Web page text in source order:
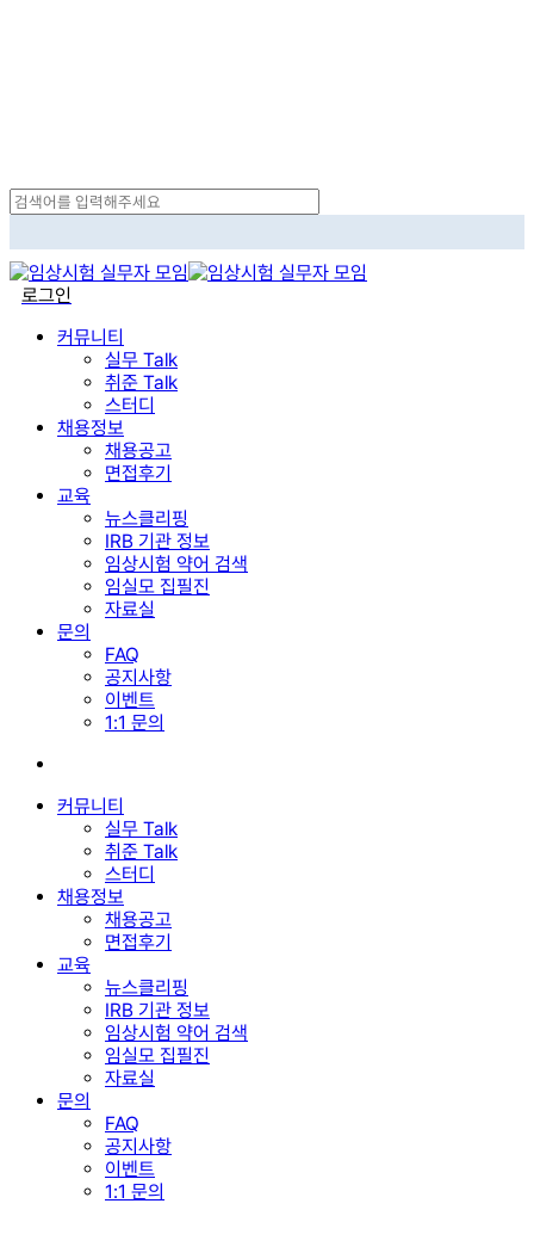
Search
로그인
커뮤니티
실무 Talk
취준 Talk
스터디
채용정보
채용공고
면접후기
교육
뉴스클리핑
IRB 기관 정보
임상시험 약어 검색
임실모 집필진
자료실
문의
FAQ
공지사항
이벤트
1:1 문의
커뮤니티
실무 Talk
취준 Talk
스터디
채용정보
채용공고
면접후기
교육
뉴스클리핑
IRB 기관 정보
임상시험 약어 검색
임실모 집필진
자료실
문의
FAQ
공지사항
이벤트
1:1 문의